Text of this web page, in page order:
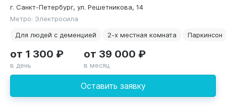
г. Санкт-Петербург, ул. Решетникова, 14
Метро: Электросила
Для людей с деменцией
2-х местная комната Паркинсон
Оставить заявку
от 1 300 ₽
в день
от 39 000 ₽
в месяц